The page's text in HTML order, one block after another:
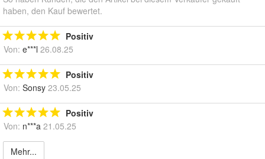
haben, den Kauf bewertet.
Positiv
Von: e***l 26.08.25
Positiv
Von: Sonsy 23.05.25
Positiv
Von: n***a 21.05.25
Mehr...